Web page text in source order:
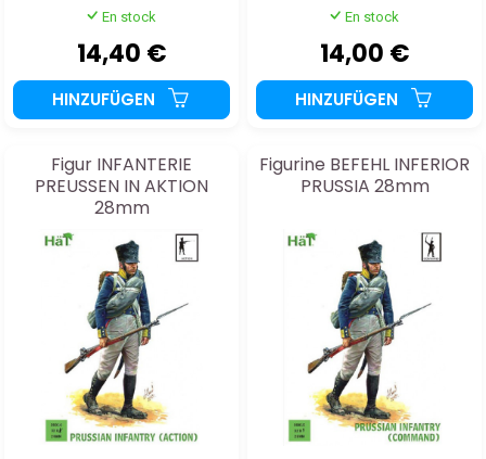
En stock
14,40 €
HINZUFÜGEN
En stock
14,00 €
HINZUFÜGEN
Figur INFANTERIE
PREUSSEN IN AKTION
28mm
Figurine BEFEHL INFERIOR
PRUSSIA 28mm